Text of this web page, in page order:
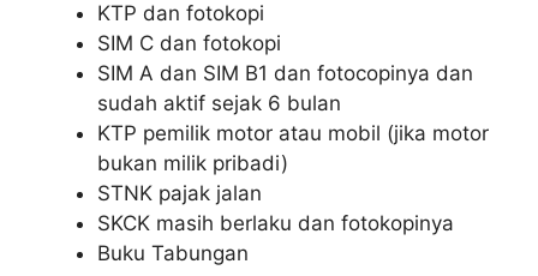
KTP dan fotokopi
SIM C dan fotokopi
SIM A dan SIM B1 dan fotocopinya dan
sudah aktif sejak 6 bulan
KTP pemilik motor atau mobil (jika motor
bukan milik pribadi)
STNK pajak jalan
SKCK masih berlaku dan fotokopinya
Buku Tabungan